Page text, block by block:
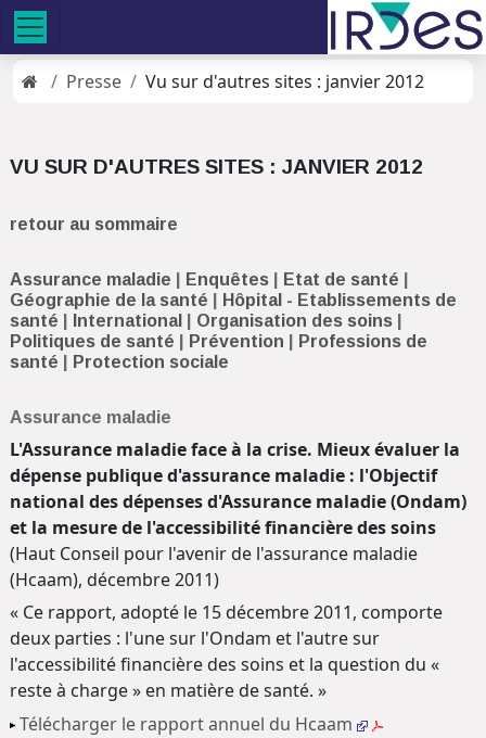
Presse Vu sur d'autres sites : janvier 2012
VU SUR D'AUTRES SITES : JANVIER 2012
retour au sommaire
Assurance maladie Enquêtes Etat de santé
Géographie de la santé
Hôpital - Etablissements de
santé
International Organisation des soins
Politiques de santé
Prévention
Professions de
santé
Protection sociale
Assurance maladie
L'Assurance maladie face à la crise. Mieux évaluer la
dépense publique d'assurance maladie : l'Objectif
national des dépenses d'Assurance maladie (Ondam)
et la mesure de l'accessibilité financière des soins
(Haut Conseil pour l'avenir de l'assurance maladie
(Hcaam), décembre 2011)
« Ce rapport, adopté le 15 décembre 2011, comporte
deux parties : l'une sur l'Ondam et l'autre sur
l'accessibilité financière des soins et la question du «
reste à charge » en matière de santé. »
Télécharger le rapport annuel du Hcaam